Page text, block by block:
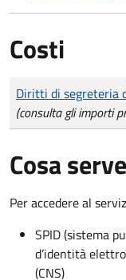
Costi
Tipo di pagamento
Importo
Diritti di segreteria
(consulta gli importi
Cosa serve
Per accedere al
SPID (sistema
d’identità
(CNS)